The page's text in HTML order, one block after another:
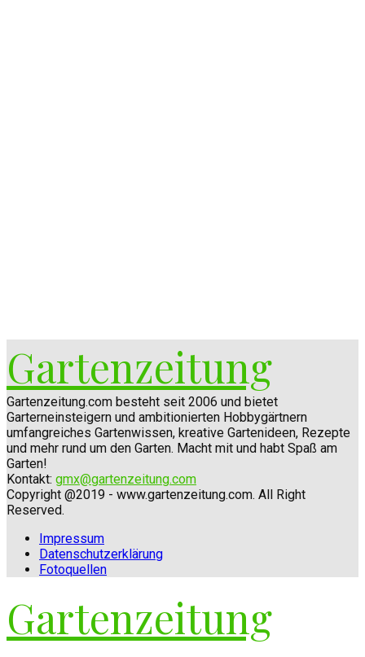
Gartenzeitung
Gartenzeitung.com besteht seit 2006 und bietet
Garterneinsteigern und ambitionierten Hobbygärtnern
umfangreiches Gartenwissen, kreative Gartenideen, Rezepte
und mehr rund um den Garten. Macht mit und habt Spaß am
Garten!
Kontakt: gmx@gartenzeitung.com
Copyright @2019 - www.gartenzeitung.com. All Right
Reserved.
Impressum
Datenschutzerklärung
Fotoquellen
Gartenzeitung